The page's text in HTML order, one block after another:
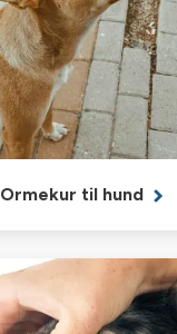
Ormekur til hund